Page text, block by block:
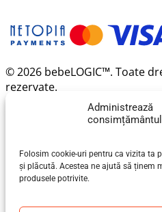
Administrează
consimțământul
Folosim cookie-uri pentru ca vizita ta
și plăcută. Acestea ne ajută să ținem
produsele potrivite.
© 2026 bebeLOGIC™. Toate
rezervate.